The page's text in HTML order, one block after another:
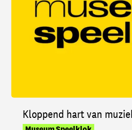
Kloppend hart van